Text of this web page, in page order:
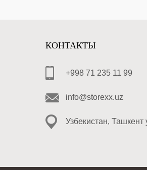
КОНТАКТЫ
+998 71 235 11 99
info@storexx.uz
Узбекистан,